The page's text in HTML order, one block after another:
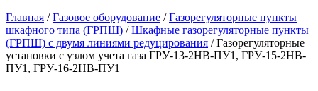
Главная / Газовое оборудование / Газорегуляторные пункты
шкафного типа (ГРПШ) / Шкафные газорегуляторные пункты
(ГРПШ) c двумя линиями редуцирования / Газорегуляторные
установки с узлом учета газа ГРУ-13-2НВ-ПУ1, ГРУ-15-2НВ-
ПУ1, ГРУ-16-2НВ-ПУ1